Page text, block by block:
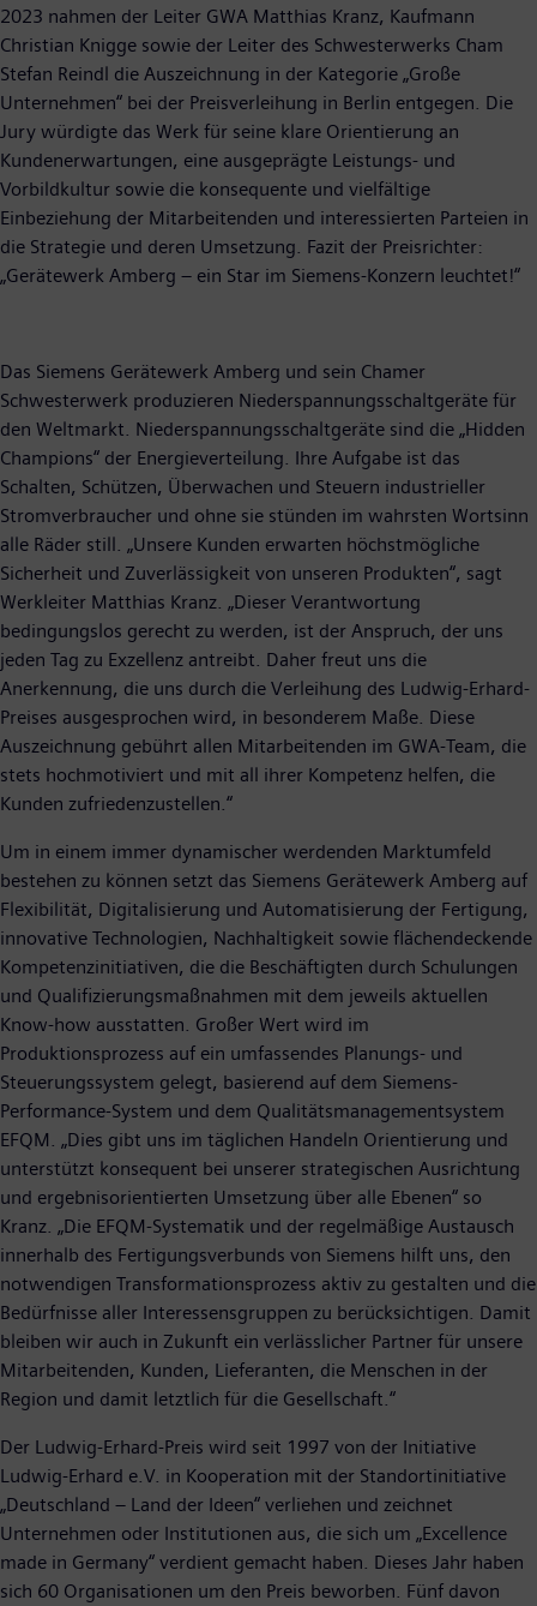
2023 nahmen der Leiter GWA Matthias Kranz, Kaufmann
Christian Knigge sowie der Leiter des Schwesterwerks Cham
Stefan Reindl die Auszeichnung in der Kategorie „Große
Unternehmen“ bei der Preisverleihung in Berlin entgegen. Die
Jury würdigte das Werk für seine klare Orientierung an
Kundenerwartungen, eine ausgeprägte Leistungs- und
Vorbildkultur sowie die konsequente und vielfältige
Einbeziehung der Mitarbeitenden und interessierten Parteien in
die Strategie und deren Umsetzung. Fazit der Preisrichter:
„Gerätewerk Amberg – ein Star im Siemens-Konzern leuchtet!“
Das Siemens Gerätewerk Amberg und sein Chamer
Schwesterwerk produzieren Niederspannungsschaltgeräte für
den Weltmarkt. Niederspannungsschaltgeräte sind die „Hidden
Champions“ der Energieverteilung. Ihre Aufgabe ist das
Schalten, Schützen, Überwachen und Steuern industrieller
Stromverbraucher und ohne sie stünden im wahrsten Wortsinn
alle Räder still. „Unsere Kunden erwarten höchstmögliche
Sicherheit und Zuverlässigkeit von unseren Produkten“, sagt
Werkleiter Matthias Kranz. „Dieser Verantwortung
bedingungslos gerecht zu werden, ist der Anspruch, der uns
jeden Tag zu Exzellenz antreibt. Daher freut uns die
Anerkennung, die uns durch die Verleihung des Ludwig-Erhard-
Preises ausgesprochen wird, in besonderem Maße. Diese
Auszeichnung gebührt allen Mitarbeitenden im GWA-Team, die
stets hochmotiviert und mit all ihrer Kompetenz helfen, die
Kunden zufriedenzustellen.“
Um in einem immer dynamischer werdenden Marktumfeld
bestehen zu können setzt das Siemens Gerätewerk Amberg auf
Flexibilität, Digitalisierung und Automatisierung der Fertigung,
innovative Technologien, Nachhaltigkeit sowie flächendeckende
Kompetenzinitiativen, die die Beschäftigten durch Schulungen
und Qualifizierungsmaßnahmen mit dem jeweils aktuellen
Know-how ausstatten. Großer Wert wird im
Produktionsprozess auf ein umfassendes Planungs- und
Steuerungssystem gelegt, basierend auf dem Siemens-
Performance-System und dem Qualitätsmanagementsystem
EFQM. „Dies gibt uns im täglichen Handeln Orientierung und
unterstützt konsequent bei unserer strategischen Ausrichtung
und ergebnisorientierten Umsetzung über alle Ebenen“ so
Kranz. „Die EFQM-Systematik und der regelmäßige Austausch
innerhalb des Fertigungsverbunds von Siemens hilft uns, den
notwendigen Transformationsprozess aktiv zu gestalten und die
Bedürfnisse aller Interessensgruppen zu berücksichtigen. Damit
bleiben wir auch in Zukunft ein verlässlicher Partner für unsere
Mitarbeitenden, Kunden, Lieferanten, die Menschen in der
Region und damit letztlich für die Gesellschaft.“
Der Ludwig-Erhard-Preis wird seit 1997 von der Initiative
Ludwig-Erhard e.V. in Kooperation mit der Standortinitiative
„Deutschland – Land der Ideen“ verliehen und zeichnet
Unternehmen oder Institutionen aus, die sich um „Excellence
made in Germany“ verdient gemacht haben. Dieses Jahr haben
sich 60 Organisationen um den Preis beworben. Fünf davon